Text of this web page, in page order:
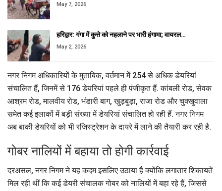
May 7, 2026
हरिद्वार: गंगा में कुत्ते को नहलाने पर भारी हंगामा; वायरल…
May 2, 2026
नगर निगम अधिकारियों के मुताबिक, वर्तमान में 254 से अधिक डेयरियां
संचालित हैं, जिनमें से 176 डेयरियां पहले ही पंजीकृत हैं. कांबली रोड, सेवक
आश्रम रोड, मालवीय रोड, भंडारी बाग, खुड़बुड़ा, राजा रोड और चुक्खुवाला
समेत कई इलाकों में बड़ी संख्या में डेयरियां संचालित हो रही हैं. नगर निगम
अब बाकी डेयरियों को भी रजिस्ट्रेशन के दायरे में लाने की तैयारी कर रही है.
गोबर नालियों में बहाया तो होगी कार्रवाई
दरअसल, नगर निगम ने यह कदम इसलिए उठाया है क्योंकि लगातार शिकायतें
मिल रही थीं कि कई डेयरी संचालक गोबर को नालियों में बहा रहे हैं, जिससे